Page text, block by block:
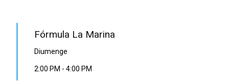
Fórmula La Marina
Diumenge
2:00 PM - 4:00 PM